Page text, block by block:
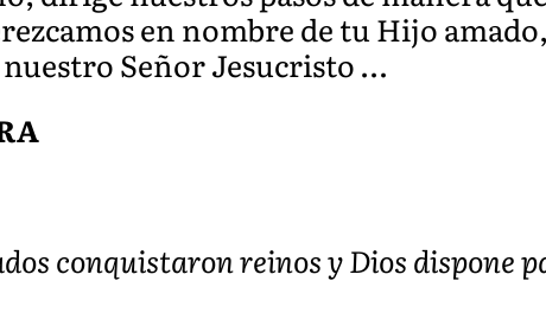
en nombre de tu Hijo
nuestro Señor Jesucristo …
conquistaron reinos y Dios dispone